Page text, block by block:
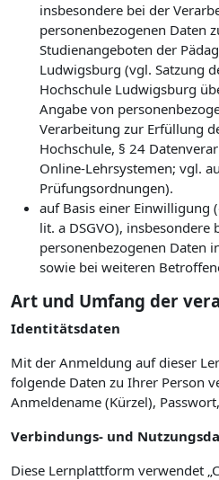
insbesondere bei der
personenbezogenen Daten
Studienangeboten der
Ludwigsburg (vgl. Satzung
Hochschule Ludwigsburg
Angabe von
Verarbeitung zur Erfüllung
Hochschule, § 24
Online-Lehrsystemen; vgl.
Prüfungsordnungen).
auf Basis einer Einwilligung
lit. a DSGVO),
personenbezogenen Daten
sowie bei weiteren
Art und Umfang der
Identitätsdaten
Mit der Anmeldung auf dieser
folgende Daten zu Ihrer Person
Anmeldename (Kürzel),
Verbindungs- und
Diese Lernplattform verwendet